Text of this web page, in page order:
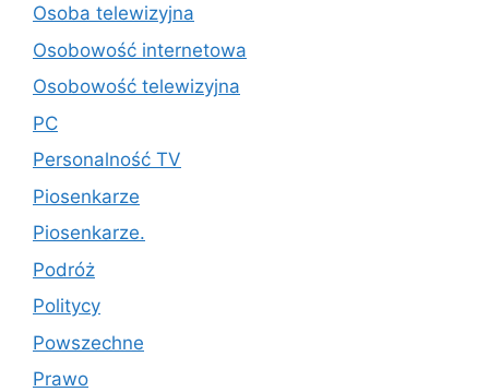
Osoba telewizyjna
Osobowość internetowa
Osobowość telewizyjna
PC
Personalność TV
Piosenkarze
Piosenkarze.
Podróż
Politycy
Powszechne
Prawo